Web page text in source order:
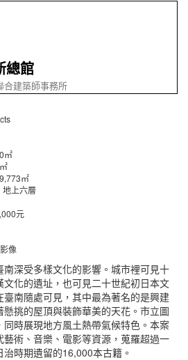
總館
合建築師事務所
㎡
㎡
上六層
元
像
深受多樣文化的影響。城市裡可見十
化的遺址，也可見二十世紀初日本文
南隨處可見，其中最為著名的是興建
挑的屋頂與裝飾華美的天花。市立圖
時展現地方風土熱帶氣候特色。本案
術、音樂、電影等資源，蒐羅超過一
時期遺留的16,000本古籍。